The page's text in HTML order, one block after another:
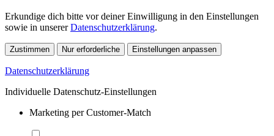
Erkundige dich bitte vor deiner Einwilligung in den Einstellungen
sowie in unsererDatenschutzerklärung.
Zustimmen Nur erforderliche Einstellungen anpassen
Datenschutzerklärung
Individuelle Datenschutz-Einstellungen
Marketing per Customer-Match